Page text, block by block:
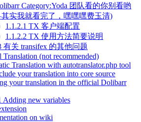
Category:Yoda 团队看的你别看哟
实我就看完了，嘿嘿嘿费玉清)
1.1.2.1 TX 客户端配置
1.1.2.2 TX 使用方法简要说明
有关 transifex 的其他问题
Translation (not recommended)
Translation with autotranslator.php tool
your translation into core source
your translation in the official Dolibarr
Adding new variables
on wiki